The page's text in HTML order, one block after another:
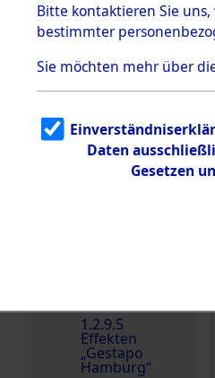
1.2.9.2
Effekten aus
dem KZ
Bayerisches
1.2.9.3
Effekten aus
dem KZ
Neuengamm
1.2.9.5
Effekten
„Gestapo
Hamburg“
Bitte kontaktieren Sie
bestimmter
Sie möchten mehr über
Daten
Gesetzen